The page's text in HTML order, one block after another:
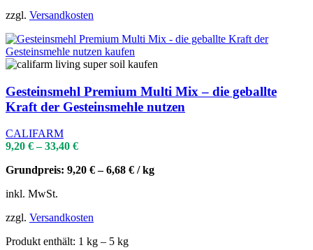
zzgl. Versandkosten
Gesteinsmehl Premium Multi Mix – die geballte
Kraft der Gesteinsmehle nutzen
CALIFARM
9,20 €–33,40 €
Grundpreis: 9,20 €–6,68 € /kg
inkl. MwSt.
zzgl. Versandkosten
Produkt enthält: 1 kg – 5 kg